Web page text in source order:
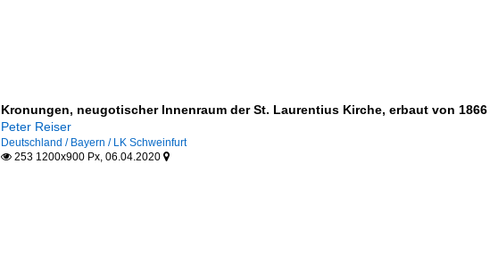
Kronungen, neugotischer Innenraum der St. Laurentius Kirche, erbaut von 1866
Peter Reiser
Deutschland / Bayern / LK Schweinfurt
253 1200x900 Px, 06.04.2020 